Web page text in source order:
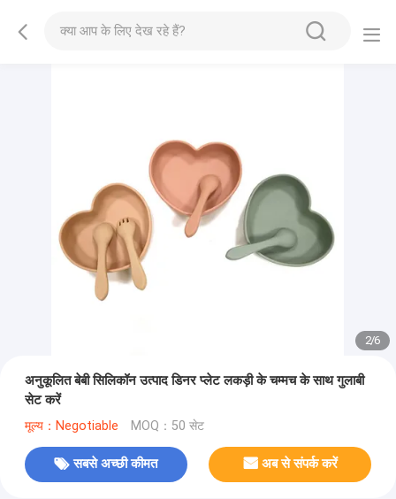
2/6
अनुकूलित बेबी सिलिकॉन उत्पाद डिनर प्लेट लकड़ी के चम्मच के साथ गुलाबी
सेट करें
मूल्य：Negotiable MOQ：50 सेट
सबसे अच्छी कीमत अब से संपर्क करें